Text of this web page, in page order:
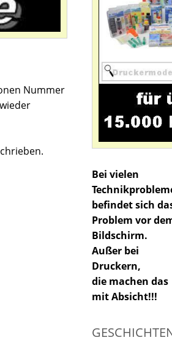
Nummer
Bei vielen
befindet sich
Problem vor
Bildschirm.
Außer bei
Druckern,
die machen das
mit Absicht!!!